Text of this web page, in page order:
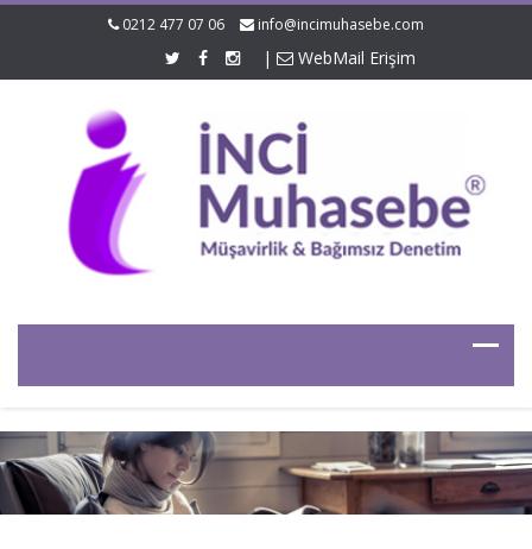
0212 477 07 06 info@incimuhasebe.com
| WebMail Erişim